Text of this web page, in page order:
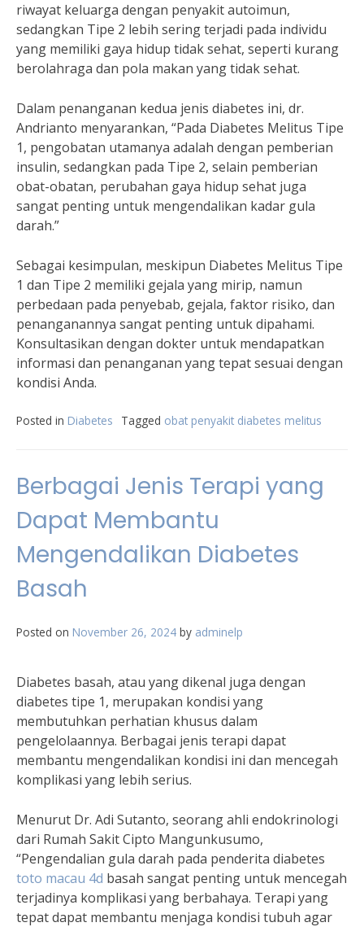
riwayat keluarga dengan penyakit autoimun,
sedangkan Tipe 2 lebih sering terjadi pada individu
yang memiliki gaya hidup tidak sehat, seperti kurang
berolahraga dan pola makan yang tidak sehat.
Dalam penanganan kedua jenis diabetes ini, dr.
Andrianto menyarankan, “Pada Diabetes Melitus Tipe
1, pengobatan utamanya adalah dengan pemberian
insulin, sedangkan pada Tipe 2, selain pemberian
obat-obatan, perubahan gaya hidup sehat juga
sangat penting untuk mengendalikan kadar gula
darah.”
Sebagai kesimpulan, meskipun Diabetes Melitus Tipe
1 dan Tipe 2 memiliki gejala yang mirip, namun
perbedaan pada penyebab, gejala, faktor risiko, dan
penanganannya sangat penting untuk dipahami.
Konsultasikan dengan dokter untuk mendapatkan
informasi dan penanganan yang tepat sesuai dengan
kondisi Anda.
Posted in Diabetes Tagged obat penyakit diabetes melitus
Berbagai Jenis Terapi yang
Dapat Membantu
Mengendalikan Diabetes
Basah
Posted on November 26, 2024 by adminelp
Diabetes basah, atau yang dikenal juga dengan
diabetes tipe 1, merupakan kondisi yang
membutuhkan perhatian khusus dalam
pengelolaannya. Berbagai jenis terapi dapat
membantu mengendalikan kondisi ini dan mencegah
komplikasi yang lebih serius.
Menurut Dr. Adi Sutanto, seorang ahli endokrinologi
dari Rumah Sakit Cipto Mangunkusumo,
“Pengendalian gula darah pada penderita diabetes
toto macau 4d basah sangat penting untuk mencegah
terjadinya komplikasi yang berbahaya. Terapi yang
tepat dapat membantu menjaga kondisi tubuh agar